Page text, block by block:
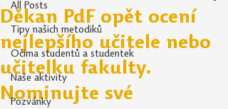
All Posts
Tipy našich metodiků
Očima studentů a studentek
Naše aktivity
Pozvánky
Děkan PdF opět ocení
nejlepšího učitele nebo
učitelku fakulty.
Nominujte své